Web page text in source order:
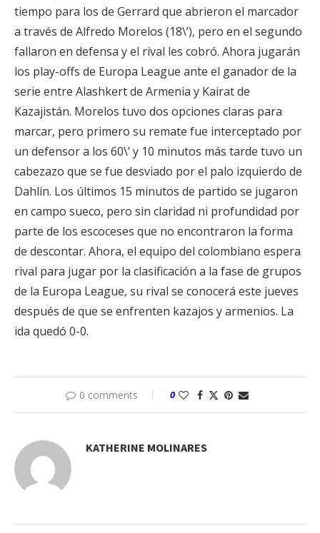
tiempo para los de Gerrard que abrieron el marcador
a través de Alfredo Morelos (18\’), pero en el segundo
fallaron en defensa y el rival les cobró. Ahora jugarán
los play-offs de Europa League ante el ganador de la
serie entre Alashkert de Armenia y Kairat de
Kazajistán. Morelos tuvo dos opciones claras para
marcar, pero primero su remate fue interceptado por
un defensor a los 60\’ y 10 minutos más tarde tuvo un
cabezazo que se fue desviado por el palo izquierdo de
Dahlin. Los últimos 15 minutos de partido se jugaron
en campo sueco, pero sin claridad ni profundidad por
parte de los escoceses que no encontraron la forma
de descontar. Ahora, el equipo del colombiano espera
rival para jugar por la clasificación a la fase de grupos
de la Europa League, su rival se conocerá este jueves
después de que se enfrenten kazajos y armenios. La
ida quedó 0-0.
0 comments 0
KATHERINE MOLINARES